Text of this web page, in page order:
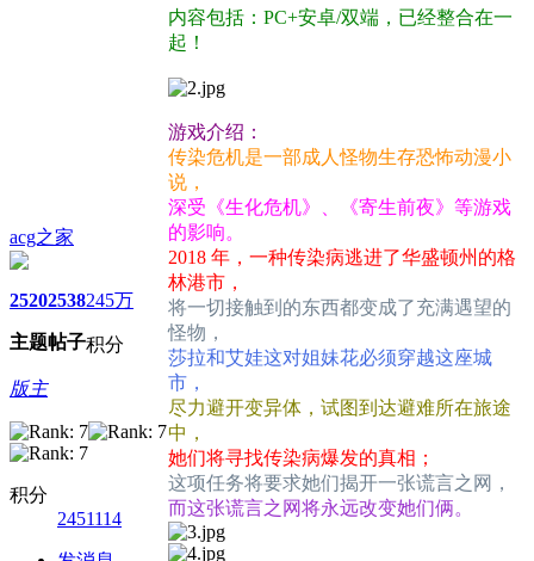
acg之家
2520
主题
2538
帖子
245万
积分
版主
积分
2451114
内容包括：PC+安卓/双端，已经整合在一
起！
游戏介绍：
传染危机是一部成人怪物生存恐怖动漫小
说，
深受《生化危机》、《寄生前夜》等游戏
的影响。
2018 年，一种传染病逃进了华盛顿州的格
林港市，
将一切接触到的东西都变成了充满遇望的
怪物，
莎拉和艾娃这对姐妹花必须穿越这座城
市，
尽力避开变异体，试图到达避难所在旅途
中，
她们将寻找传染病爆发的真相；
这项任务将要求她们揭开一张谎言之网，
而这张谎言之网将永远改变她们俩。